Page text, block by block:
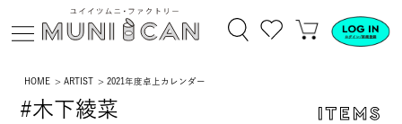
HOME ARTIST 2021年度卓上カレンダー
#木下綾菜 ITEMS